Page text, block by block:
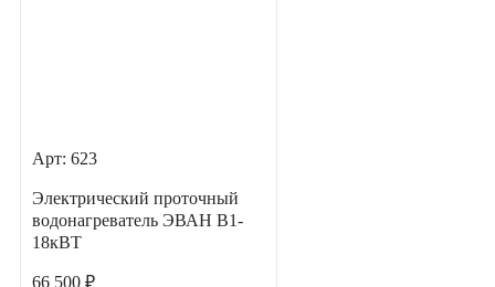
Арт: 623
Электрический проточный
водонагреватель ЭВАН В1-
18кВТ
66 500 ₽